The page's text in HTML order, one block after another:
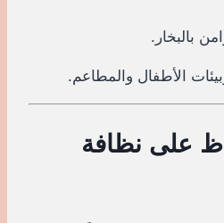
بالبخار.
الأطفال والمطاعم.
على نظافة